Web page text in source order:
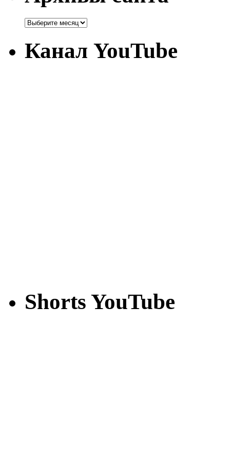
Канал YouTube
Shorts YouTube